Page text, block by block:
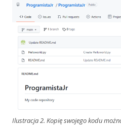
Ilustracja 2. Kopię swojego kodu